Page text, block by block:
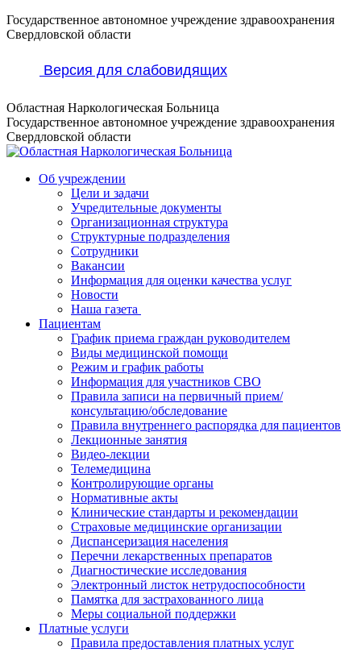
Перейти
к
Государственное автономное учреждение здравоохранения
Свердловской области
Версия для слабовидящих
Областная Наркологическая Больница
Государственное автономное учреждение здравоохранения
Свердловской области
Об учреждении
Цели и задачи
Учредительные документы
Организационная структура
Структурные подразделения
Сотрудники
Вакансии
Информация для оценки качества услуг
Новости
​​Наша газета
Пациентам
График приема граждан руководителем
Виды медицинской помощи
Режим и график работы
Информация для участников СВО
Правила записи на первичный прием/
консультацию/обследование
Правила внутреннего распорядка для пациентов
Лекционные занятия
Видео-лекции
Телемедицина
Контролирующие органы
Нормативные акты
Клинические стандарты и рекомендации
Страховые медицинские организации
Диспансеризация населения
Перечни лекарственных препаратов
Диагностические исследования
Электронный листок нетрудоспособности
Памятка для застрахованного лица
Меры социальной поддержки
Платные услуги
Правила предоставления платных услуг